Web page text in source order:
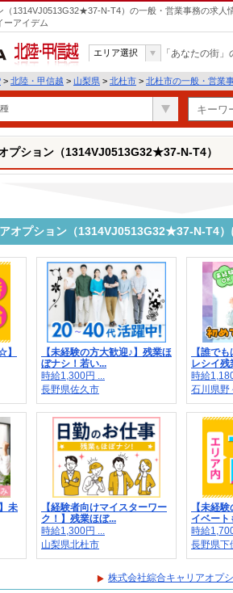
1314VJ0513G32★37-N-T4）の一般・営業事務の求人
ーアイデム
北陸・甲信越
エリア選択 「あなたの街
> 北陸・甲信越 > 山梨県 > 北杜市 > 北杜市の一般・営業
プション（1314VJ0513G32★37-N-T4）
オプション（1314VJ0513G32★37-N-T4
】
【未経験の方大歓迎♪】残業ほ
ぼナシ！若い...
時給1,300円 ...
長野県佐久市
【誰で
レシイ残
時給
石川県野
未
【経験者向けマイスターワー
ク！】残業ほぼ...
時給1,300円 ...
山梨県北杜市
【未経
イベート
時給
長野県下
株式会社綜合キャリアオプ